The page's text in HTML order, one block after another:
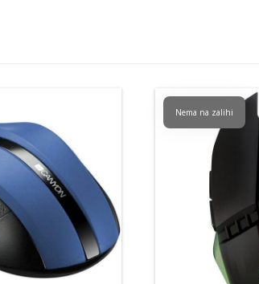
Nema na zalihi